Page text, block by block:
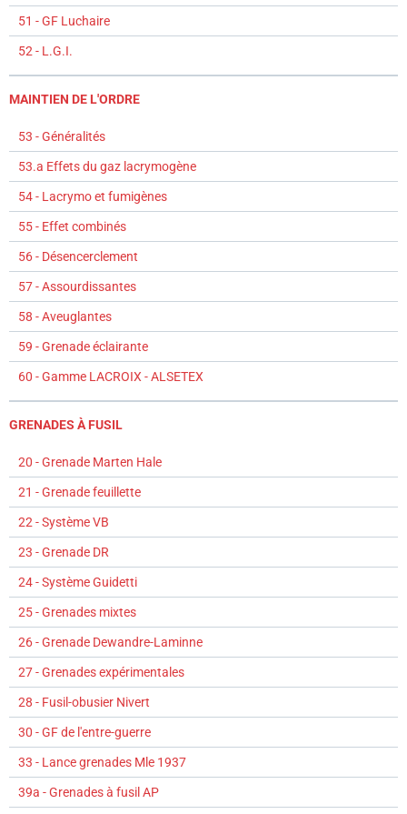
51 - GF Luchaire
52 - L.G.I.
MAINTIEN DE L'ORDRE
53 - Généralités
53.a Effets du gaz lacrymogène
54 - Lacrymo et fumigènes
55 - Effet combinés
56 - Désencerclement
57 - Assourdissantes
58 - Aveuglantes
59 - Grenade éclairante
60 - Gamme LACROIX - ALSETEX
GRENADES À FUSIL
20 - Grenade Marten Hale
21 - Grenade feuillette
22 - Système VB
23 - Grenade DR
24 - Système Guidetti
25 - Grenades mixtes
26 - Grenade Dewandre-Laminne
27 - Grenades expérimentales
28 - Fusil-obusier Nivert
30 - GF de l'entre-guerre
33 - Lance grenades Mle 1937
39a - Grenades à fusil AP